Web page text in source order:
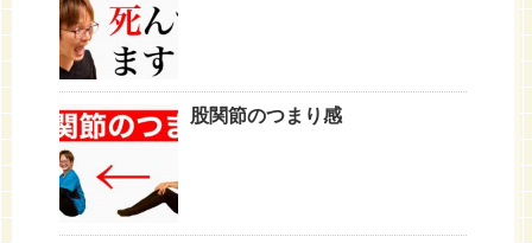
股関節のつまり感